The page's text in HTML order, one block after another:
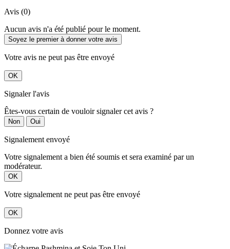
Avis (0)
Aucun avis n'a été publié pour le moment.
Soyez le premier à donner votre avis
Votre avis ne peut pas être envoyé
OK
Signaler l'avis
Êtes-vous certain de vouloir signaler cet avis ?
Non Oui
Signalement envoyé
Votre signalement a bien été soumis et sera examiné par un
modérateur.
OK
Votre signalement ne peut pas être envoyé
OK
Donnez votre avis